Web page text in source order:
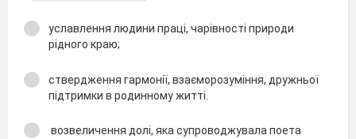
уславлення людини праці, чарівності природи
рідного краю;
ствердження гармонії, взаєморозуміння, дружньої
підтримки в родинному житті.
возвеличення долі, яка супроводжувала поета